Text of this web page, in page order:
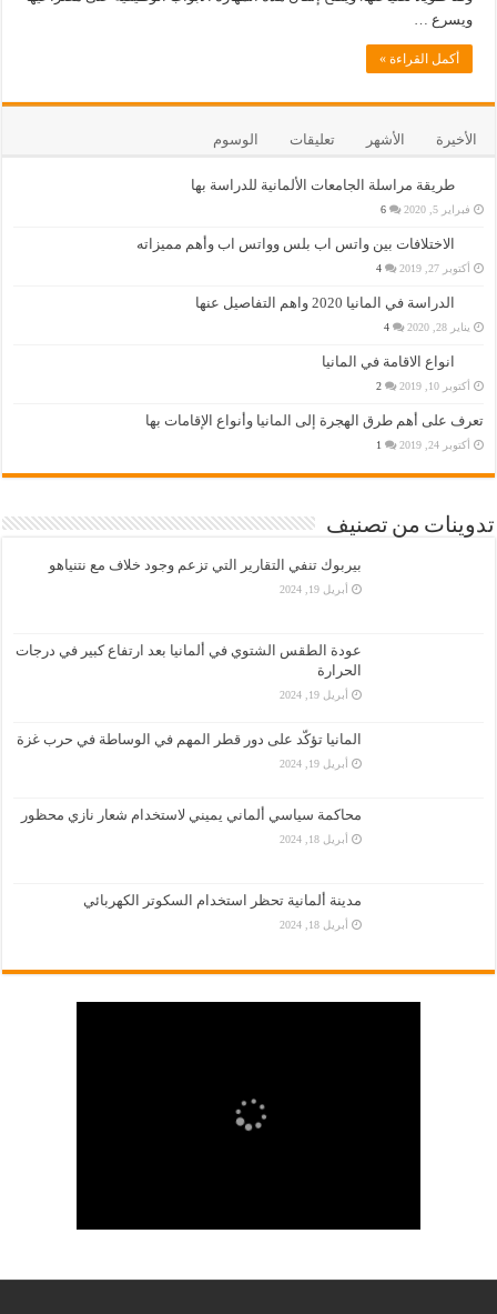
ويسرع …
أكمل القراءة »
الأخيرة الأشهر تعليقات الوسوم
طريقة مراسلة الجامعات الألمانية للدراسة بها
فبراير 5, 2020 6
الاختلافات بين واتس اب بلس وواتس اب وأهم مميزاته
أكتوبر 27, 2019 4
الدراسة في المانيا 2020 واهم التفاصيل عنها
يناير 28, 2020 4
انواع الاقامة في المانيا
أكتوبر 10, 2019 2
تعرف على أهم طرق الهجرة إلى المانيا وأنواع الإقامات بها
أكتوبر 24, 2019 1
تدوينات من تصنيف
بيربوك تنفي التقارير التي تزعم وجود خلاف مع نتنياهو
أبريل 19, 2024
عودة الطقس الشتوي في ألمانيا بعد ارتفاع كبير في درجات
الحرارة
أبريل 19, 2024
المانيا تؤكّد على دور قطر المهم في الوساطة في حرب غزة
أبريل 19, 2024
محاكمة سياسي ألماني يميني لاستخدام شعار نازي محظور
أبريل 18, 2024
مدينة ألمانية تحظر استخدام السكوتر الكهربائي
أبريل 18, 2024